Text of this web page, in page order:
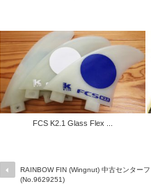
FCS K2.1 Glass Flex ...
RAINBOW FIN (Wingnut) 中古センター
(No.9629251)